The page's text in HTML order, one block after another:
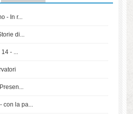
- In r...
di...
- ...
con la pa...